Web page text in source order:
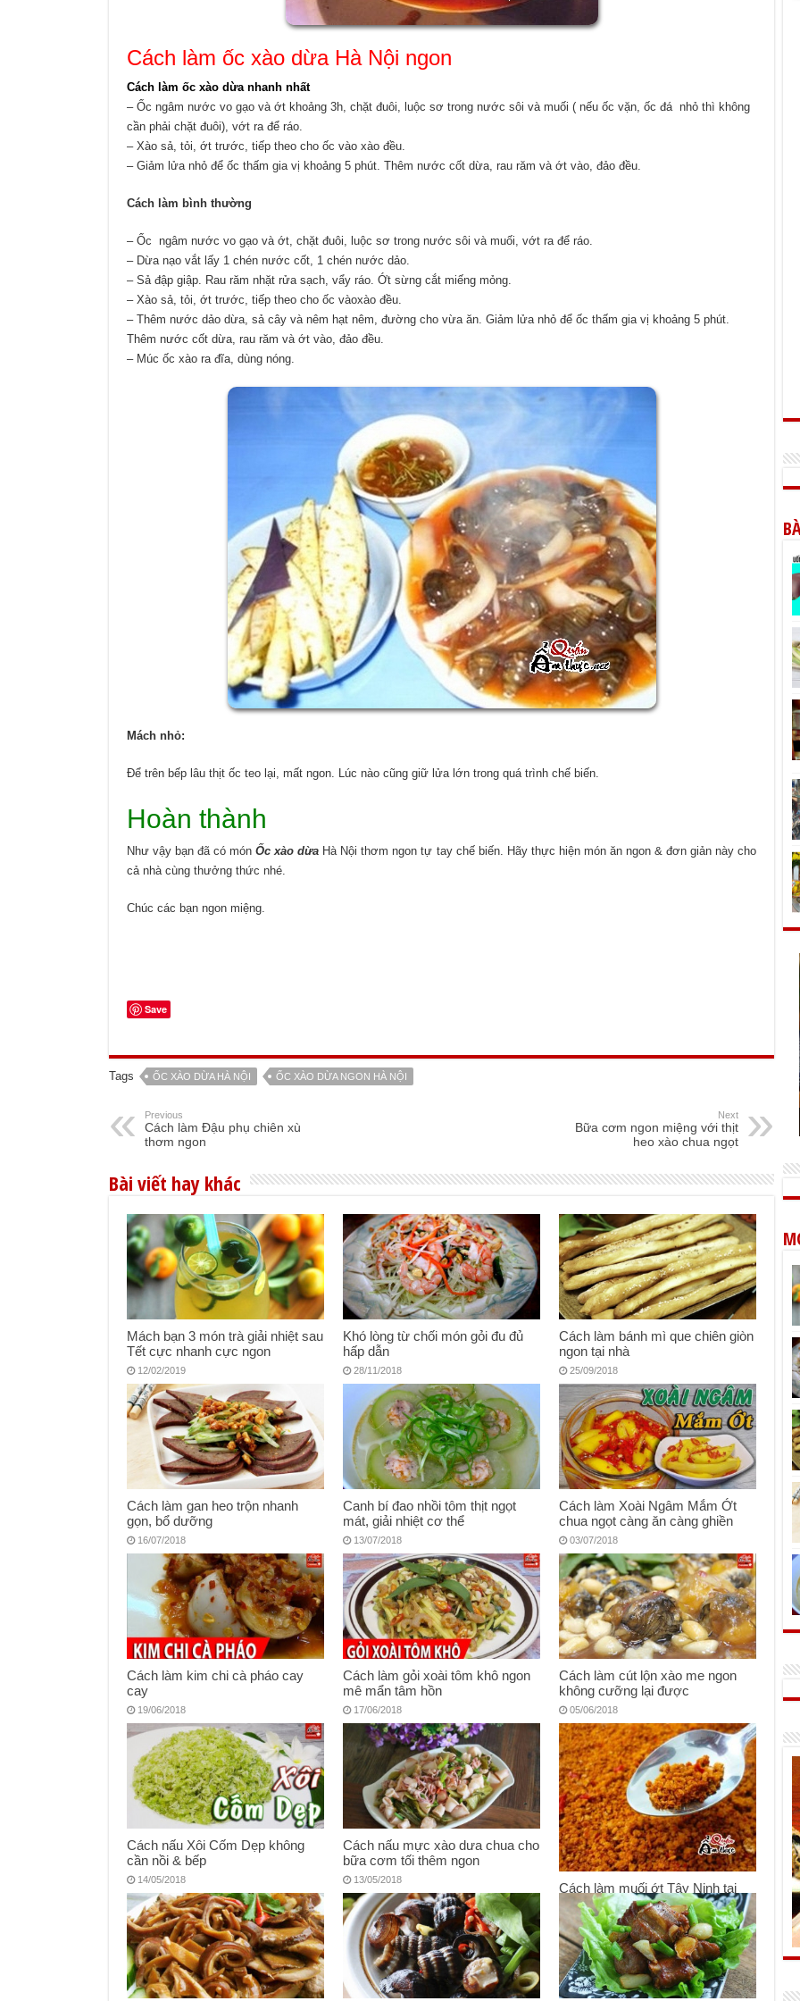
Cách làm ốc xào dừa Hà Nội ngon
Cách làm ốc xào dừa nhanh nhất
– Ốc ngâm nước vo gạo và ớt khoảng 3h, chặt đuôi, luộc sơ trong nước sôi và muối ( nếu ốc vặn, ốc đá nhỏ thì không
cần phải chặt đuôi), vớt ra để ráo.
– Xào sả, tỏi, ớt trước, tiếp theo cho ốc vào xào đều.
– Giảm lửa nhỏ để ốc thấm gia vị khoảng 5 phút. Thêm nước cốt dừa, rau răm và ớt vào, đảo đều.
Cách làm bình thường
– Ốc ngâm nước vo gạo và ớt, chặt đuôi, luộc sơ trong nước sôi và muối, vớt ra để ráo.
– Dừa nạo vắt lấy 1 chén nước cốt, 1 chén nước dảo.
– Sả đập giập. Rau răm nhặt rửa sạch, vẩy ráo. Ớt sừng cắt miếng mỏng.
– Xào sả, tỏi, ớt trước, tiếp theo cho ốc vàoxào đều.
– Thêm nước dảo dừa, sả cây và nêm hạt nêm, đường cho vừa ăn. Giảm lửa nhỏ để ốc thấm gia vị khoảng 5 phút.
Thêm nước cốt dừa, rau răm và ớt vào, đảo đều.
– Múc ốc xào ra đĩa, dùng nóng.
Mách nhỏ:
Để trên bếp lâu thịt ốc teo lại, mất ngon. Lúc nào cũng giữ lửa lớn trong quá trình chế biến.
Hoàn thành
Như vậy bạn đã có mónỐc xào dừa Hà Nội thơm ngon tự tay chế biến. Hãy thực hiện món ăn ngon & đơn giản này cho
cả nhà cùng thưởng thức nhé.
Chúc các bạn ngon miệng.
Save
Tags ỐC XÀO DỪA HÀ NỘI ỐC XÀO DỪA NGON HÀ NỘI
Previous
Cách làm Đậu phụ chiên xù
thơm ngon
Next
Bữa cơm ngon miệng với thịt
heo xào chua ngọt
Bài viết hay khác
Mách bạn 3 món trà giải nhiệt sau
Tết cực nhanh cực ngon
12/02/2019
Khó lòng từ chối món gỏi đu đủ
hấp dẫn
28/11/2018
Cách làm bánh mì que chiên giòn
ngon tại nhà
25/09/2018
Cách làm gan heo trộn nhanh
gọn, bổ dưỡng
16/07/2018
Canh bí đao nhồi tôm thịt ngọt
mát, giải nhiệt cơ thể
13/07/2018
Cách làm Xoài Ngâm Mắm Ớt
chua ngọt càng ăn càng ghiền
03/07/2018
Cách làm kim chi cà pháo cay
cay
19/06/2018
Cách làm gỏi xoài tôm khô ngon
mê mẩn tâm hồn
17/06/2018
Cách làm cút lộn xào me ngon
không cưỡng lại được
05/06/2018
Cách nấu Xôi Cốm Dẹp không
cần nồi & bếp
14/05/2018
Cách nấu mực xào dưa chua cho
bữa cơm tối thêm ngon
13/05/2018
Cách làm muối ớt Tây Ninh tại
nhà
27/04/2018